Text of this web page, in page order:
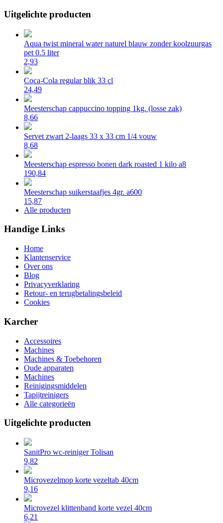
Uitgelichte producten
Aqua twist mineral water naturel blauw zonder koolzuurgas
pet 0.5 liter
2,93
Coca-Cola regular blik 33 cl
24,49
Meesterschap cappuccino topping 1kg. (losse zak)
8,66
Servet zwart 2-laags 33 x 33 cm 1/4 vouw
8,68
Meesterschap espresso bonen dark roasted 1 kilo a8
190,84
Meesterschap suikerstaafjes 4gr. a600
15,87
Alle producten
Handige Links
Home
Klantenservice
Over ons
Blog
Privacyverklaring
Retour- en terugbetalingsbeleid
Cookies
Karcher
Accessoires
Machines
Machines & Toebehoren
Oude apparaten
Machines
Reinigingsmiddelen
Tapijtreinigers
Alle categorieën
Uitgelichte producten
SanitPro wc-reiniger Tolisan
9,82
Microvezelmop korte vezeltab 40cm
9,16
Microvezel klittenband korte vezel 40cm
6,21